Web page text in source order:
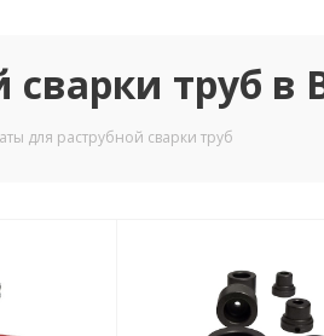
труб в
для раструбной сварки труб